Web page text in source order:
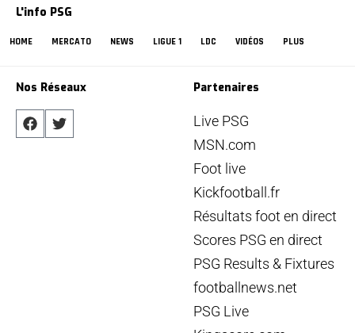
L'info PSG
HOME MERCATO NEWS LIGUE 1 LDC VIDÉOS PLUS
Nos Réseaux Partenaires
Live PSG
MSN.com
Foot live
Kickfootball.fr
Résultats foot en direct
Scores PSG en direct
PSG Results & Fixtures
footballnews.net
PSG Live